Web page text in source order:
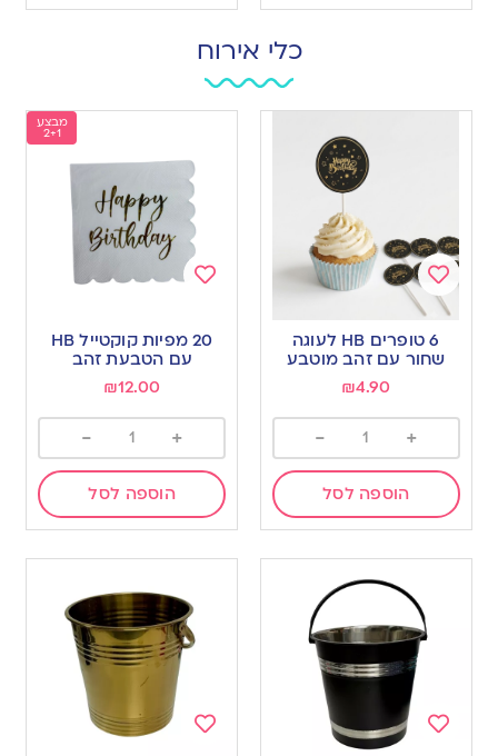
כלי אירוח
Add
wishlist
6 טופרים HB לעוגה
שחור עם זהב מוטבע
₪4.90
+
-
הוספה לסל
מבצע
2+1
to
wishlist
20 מפיות קוקטייל HB
עם הטבעת זהב
₪12.00
+
-
הוספה לסל